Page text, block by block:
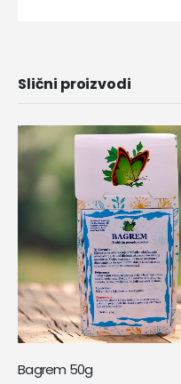
Slični proizvodi
Bagrem 50g